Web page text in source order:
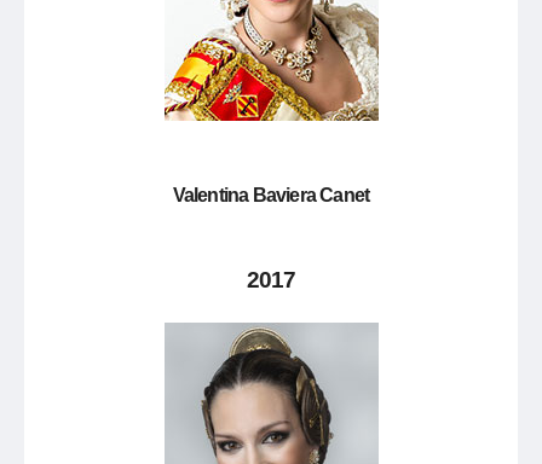
Valentina Baviera Canet
2017